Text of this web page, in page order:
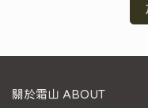
關於霜山 ABOUT